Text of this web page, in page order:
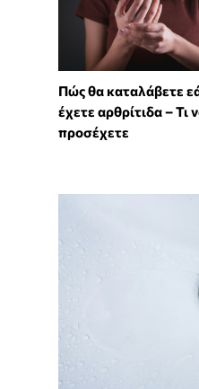
Πώς θα καταλάβετε
έχετε αρθρίτιδα – Τι
προσέχετε